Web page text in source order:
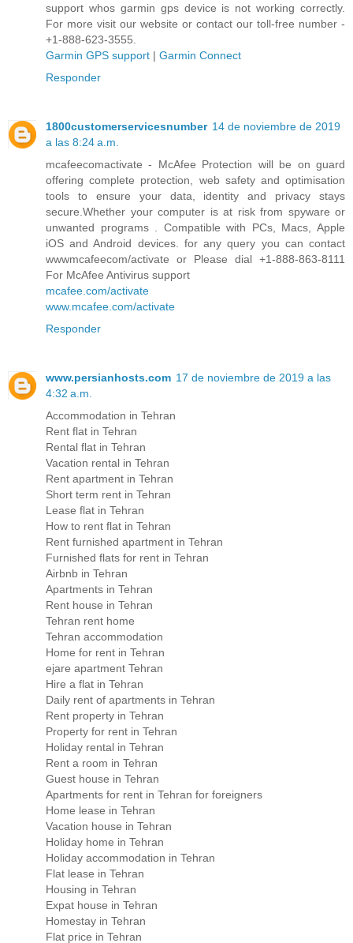
support whos garmin gps device is not working correctly.
For more visit our website or contact our toll-free number -
+1-888-623-3555.
Garmin GPS support | Garmin Connect
Responder
1800customerservicesnumber 14 de noviembre de 2019
a las 8:24 a.m.
mcafeecomactivate - McAfee Protection will be on guard
offering complete protection, web safety and optimisation
tools to ensure your data, identity and privacy stays
secure.Whether your computer is at risk from spyware or
unwanted programs . Compatible with PCs, Macs, Apple
iOS and Android devices. for any query you can contact
wwwmcafeecom/activate or Please dial +1-888-863-8111
For McAfee Antivirus support
mcafee.com/activate
www.mcafee.com/activate
Responder
www.persianhosts.com 17 de noviembre de 2019 a las
4:32 a.m.
Accommodation in Tehran
Rent flat in Tehran
Rental flat in Tehran
Vacation rental in Tehran
Rent apartment in Tehran
Short term rent in Tehran
Lease flat in Tehran
How to rent flat in Tehran
Rent furnished apartment in Tehran
Furnished flats for rent in Tehran
Airbnb in Tehran
Apartments in Tehran
Rent house in Tehran
Tehran rent home
Tehran accommodation
Home for rent in Tehran
ejare apartment Tehran
Hire a flat in Tehran
Daily rent of apartments in Tehran
Rent property in Tehran
Property for rent in Tehran
Holiday rental in Tehran
Rent a room in Tehran
Guest house in Tehran
Apartments for rent in Tehran for foreigners
Home lease in Tehran
Vacation house in Tehran
Holiday home in Tehran
Holiday accommodation in Tehran
Flat lease in Tehran
Housing in Tehran
Expat house in Tehran
Homestay in Tehran
Flat price in Tehran